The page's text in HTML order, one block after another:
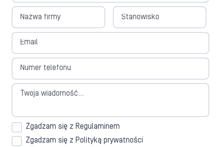
Zgadzam się z Regulaminem
Zgadzam się z Polityką prywatności